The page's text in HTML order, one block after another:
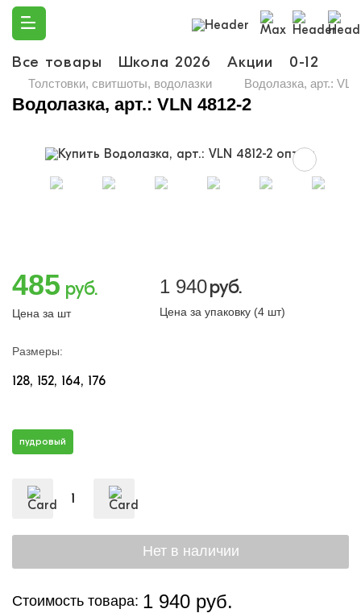
Все товары Школа 2026 Акции 0-12
Толстовки, свитшоты, водолазки Водолазка, арт.:
Водолазка, арт.: VLN 4812-2
485 руб.
Цена за шт
1 940руб.
Цена за упаковку (4 шт)
Размеры:
128 152 164 176
пудровый
Стоимость товара: 1 940 руб.